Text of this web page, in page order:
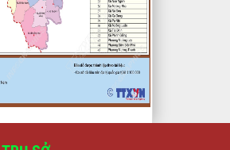
| lượt tải:979
dung giám sát năm
HĐND huyện
| lượt tải:1315